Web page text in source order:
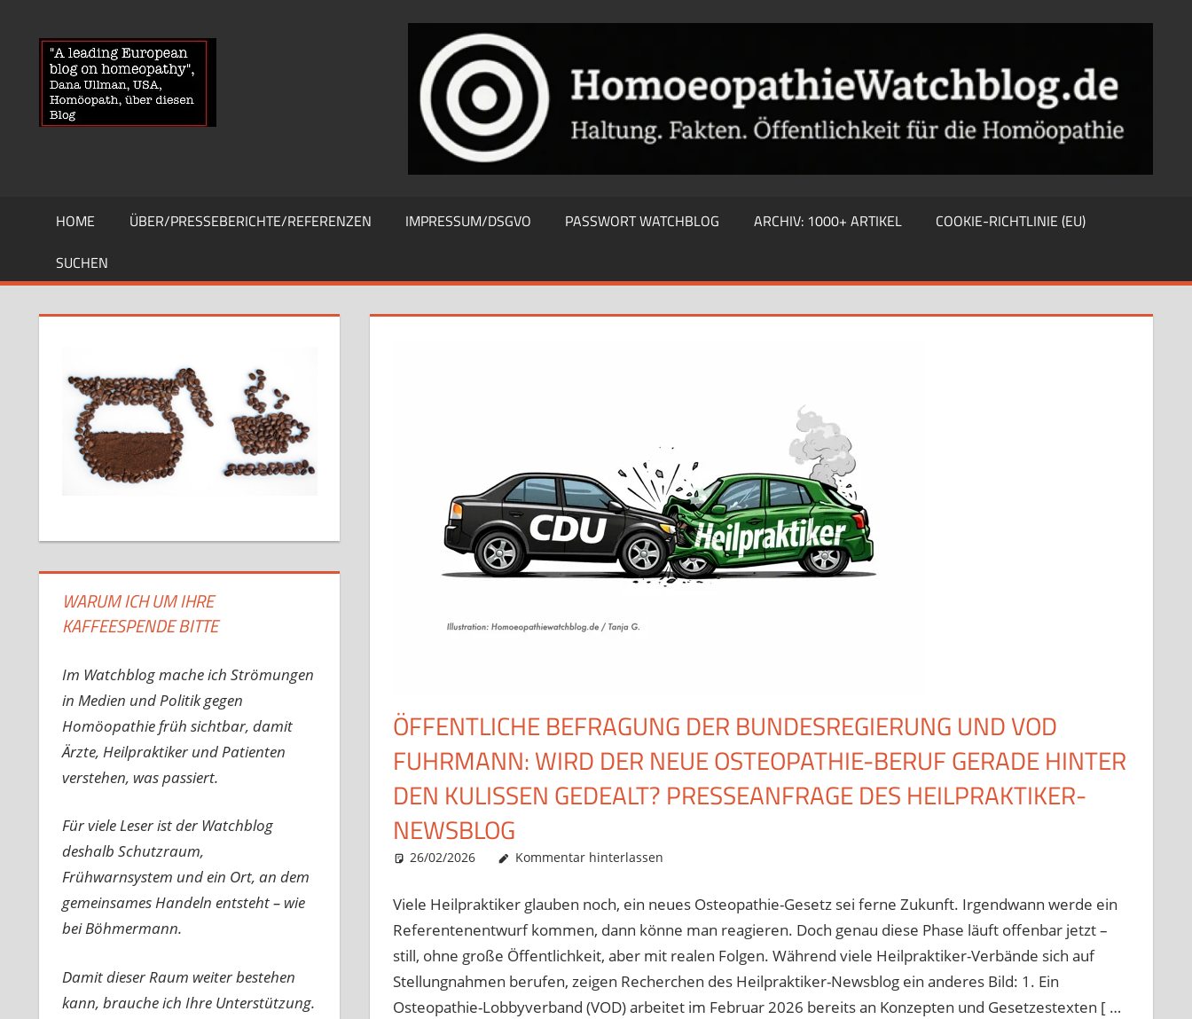
springen
HOMOEOPATHIEWATCHBLOG
News
über
Homöopathie
und
Globuli-
HOME ÜBER/PRESSEBERICHTE/REFERENZEN IMPRESSUM/DSGVO PASSWORT WATCHBLOG ARCHIV: 1000+ ARTIKEL
COOKIE-RICHTLINIE (EU)
SUCHEN
ÖFFENTLICHE BEFRAGUNG DER BUNDESREGIERUNG UND VOD
FUHRMANN: WIRD DER NEUE OSTEOPATHIE-BERUF GERADE HINTER
DEN KULISSEN GEDEALT? PRESSEANFRAGE DES HEILPRAKTIKER-
NEWSBLOG
26/02/2026 Christian J. Becker
Allgemein
Kommentar hinterlassen
Viele Heilpraktiker glauben noch, ein neues Osteopathie-Gesetz sei ferne Zukunft. Irgendwann werde ein
Referentenentwurf kommen, dann könne man reagieren. Doch genau diese Phase läuft offenbar jetzt –
still, ohne große Öffentlichkeit, aber mit realen Folgen. Während viele Heilpraktiker-Verbände sich auf
Stellungnahmen berufen, zeigen Recherchen des Heilpraktiker-Newsblog ein anderes Bild: 1. Ein
Osteopathie-Lobbyverband (VOD) arbeitet im Februar 2026 bereits an Konzepten und Gesetzestexten [ …
WARUM ICH UM IHRE
KAFFEESPENDE BITTE
Im Watchblog mache ich Strömungen
in Medien und Politik gegen
Homöopathie früh sichtbar, damit
Ärzte, Heilpraktiker und Patienten
verstehen, was passiert.
Für viele Leser ist der Watchblog
deshalb Schutzraum,
Frühwarnsystem und ein Ort, an dem
gemeinsames Handeln entsteht – wie
bei Böhmermann.
Damit dieser Raum weiter bestehen
kann, brauche ich Ihre Unterstützung.